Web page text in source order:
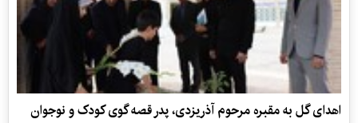
‌اهدای گل به مقبره مرحوم آذریزدی، پدر قصه گوی کودک و نوجوان